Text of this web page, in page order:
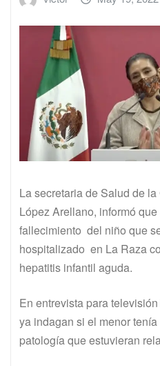
La secretaria de Salud de
López Arellano, informó
fallecimiento del niño que
hospitalizado en La Raza
hepatitis infantil aguda.
En entrevista para
ya indagan si el menor
patología que estuvieran